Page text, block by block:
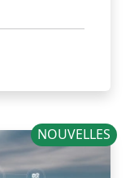
NOUVELLES